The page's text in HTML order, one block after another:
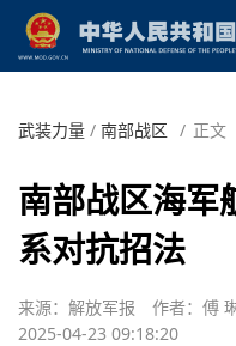
武装力量 / 南部战区 / 正文
南部战区海军
系对抗招法
来源：解放军报 作者：傅
2025-04-23 09:18:20